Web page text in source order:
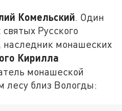
Комельский. Один
Русского
наследник монашеских
Кирилла
монашеской
лесу близ Вологды: